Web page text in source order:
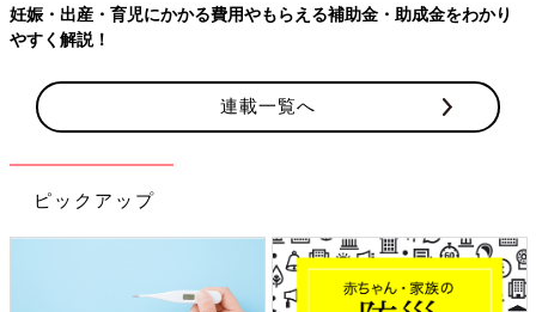
妊娠・出産・育児にかかる費用やもらえる補助金・助成金をわかり
やすく解説！
連載一覧へ
ピックアップ